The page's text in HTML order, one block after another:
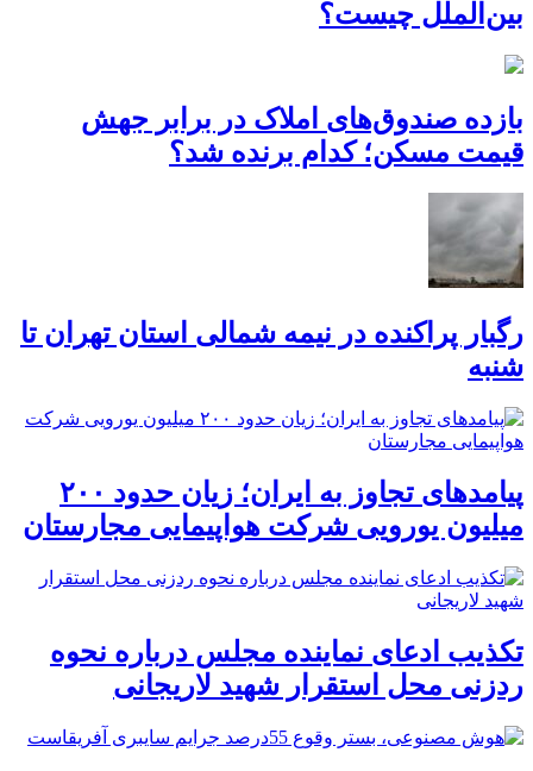
بین‌الملل چیست؟
بازده صندوق‌های املاک در برابر جهش
قیمت مسکن؛ کدام برنده شد؟
رگبار پراکنده در نیمه شمالی استان تهران تا
شنبه
پیامدهای تجاوز به ایران؛ زیان حدود ۲۰۰
میلیون یورویی شرکت هواپیمایی مجارستان
تکذیب ادعای نماینده مجلس درباره نحوه
ردزنی محل استقرار شهید لاریجانی